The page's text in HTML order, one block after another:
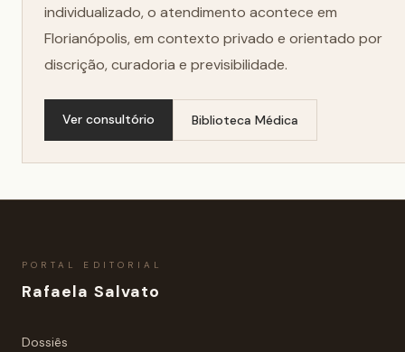
individualizado, o atendimento acontece em
Florianópolis, em contexto privado e orientado por
discrição, curadoria e previsibilidade.
Ver consultório Biblioteca Médica
PORTAL EDITORIAL
Rafaela Salvato
Dossiês